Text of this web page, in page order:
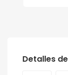
Detalles